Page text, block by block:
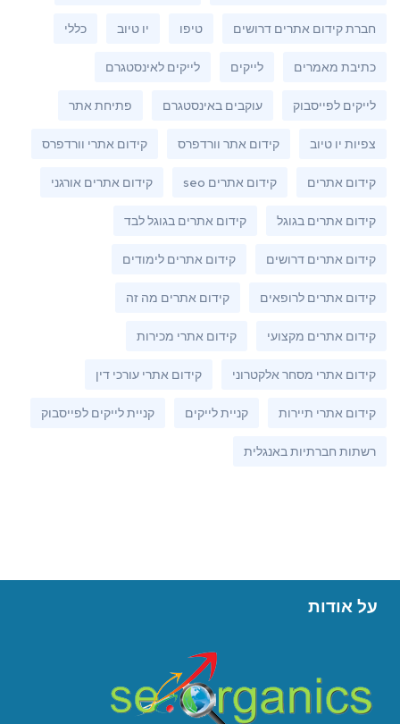
חברת קידום אתרים דרושים טיפו יו טיוב כללי
כתיבת מאמרים לייקים לייקים לאינסטגרם
לייקים לפייסבוק עוקבים באינסטגרם פתיחת אתר
צפיות יו טיוב קידום אתר וורדפרס קידום אתרי וורדפרס
קידום אתרים קידום אתרים seo קידום אתרים אורגני
קידום אתרים בגוגל קידום אתרים בגוגל לבד
קידום אתרים דרושים קידום אתרים לימודים
קידום אתרים לרופאים קידום אתרים מה זה
קידום אתרים מקצועי קידום אתרי מכירות
קידום אתרי מסחר אלקטרוני קידום אתרי עורכי דין
קידום אתרי תיירות קניית לייקים קניית לייקים לפייסבוק
רשתות חברתיות באנגלית
על אודות